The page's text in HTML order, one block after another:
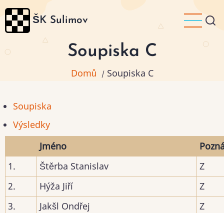
Přejít
hlavnímu
obsahu
ŠK Sulimov
Soupiska C
Domů / Soupiska C
Soupiska
Výsledky
Jméno
1.
Štěrba Stanislav
Z
2.
Hýža Jiří
Z
3.
Jakšl Ondřej
Z